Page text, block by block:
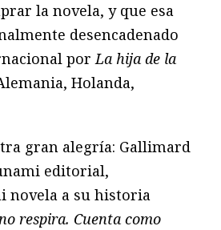
la novela, y que esa
desencadenado
porLa hija de la
Holanda,
gran alegría: Gallimard
editorial,
novela a su historia
respira. Cuenta como